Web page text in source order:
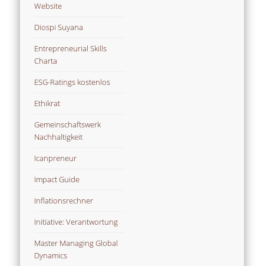
Website
Diospi Suyana
Entrepreneurial Skills
Charta
ESG-Ratings kostenlos
Ethikrat
Gemeinschaftswerk
Nachhaltigkeit
Icanpreneur
Impact Guide
Inflationsrechner
Initiative: Verantwortung
Master Managing Global
Dynamics